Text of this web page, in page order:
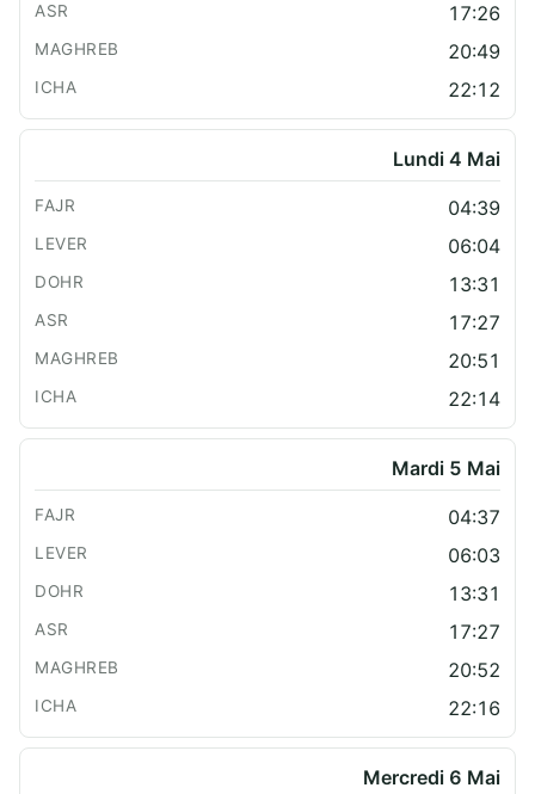
17:26
20:49
22:12
Lundi 4 Mai
04:39
06:04
13:31
17:27
20:51
22:14
Mardi 5 Mai
04:37
06:03
13:31
17:27
20:52
22:16
Mercredi 6 Mai